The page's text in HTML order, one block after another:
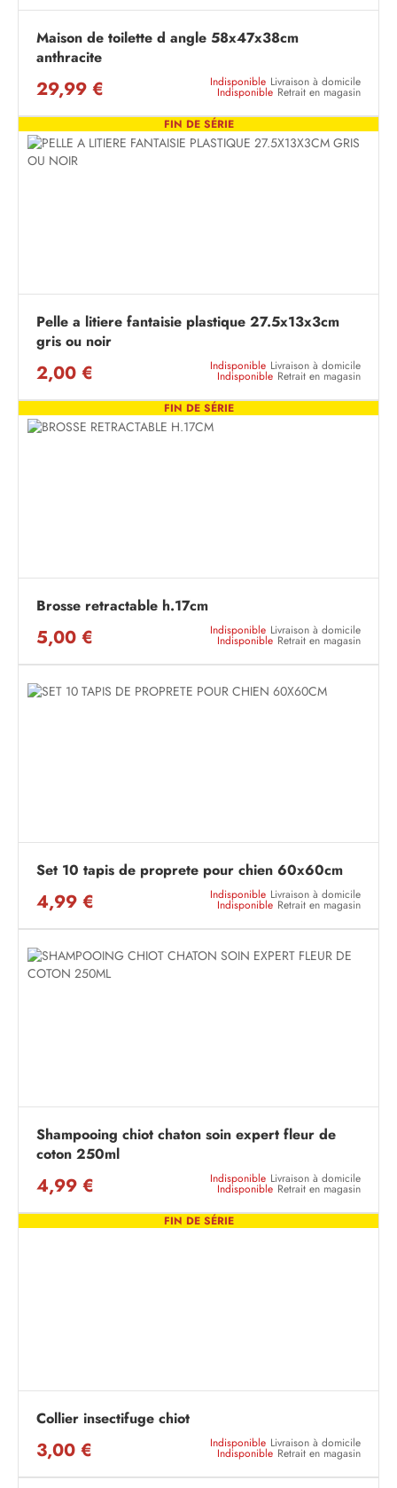
Maison de toilette d angle 58x47x38cm
anthracite
29,99 € Indisponible Livraison à domicile
Indisponible Retrait en magasin
FIN DE SÉRIE
Pelle a litiere fantaisie plastique 27.5x13x3cm
gris ou noir
2,00 € Indisponible Livraison à domicile
Indisponible Retrait en magasin
FIN DE SÉRIE
Brosse retractable h.17cm
5,00 € Indisponible Livraison à domicile
Indisponible Retrait en magasin
Set 10 tapis de proprete pour chien 60x60cm
4,99 € Indisponible Livraison à domicile
Indisponible Retrait en magasin
Shampooing chiot chaton soin expert fleur de
coton 250ml
4,99 € Indisponible Livraison à domicile
Indisponible Retrait en magasin
FIN DE SÉRIE
Collier insectifuge chiot
3,00 € Indisponible Livraison à domicile
Indisponible Retrait en magasin